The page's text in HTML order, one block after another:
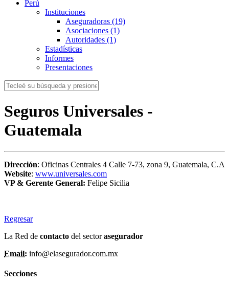
Perú
Instituciones
Aseguradoras (19)
Asociaciones (1)
Autoridades (1)
Estadísticas
Informes
Presentaciones
Seguros Universales -
Guatemala
Dirección: Oficinas Centrales 4 Calle 7-73, zona 9, Guatemala, C.A
Website: www.universales.com
VP & Gerente General: Felipe Sicilia
Regresar
La Red de contacto del sectorasegurador
Email: info@elasegurador.com.mx
Secciones